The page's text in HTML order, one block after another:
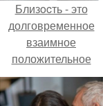
Близocть - это
долговременное
взаимное
положительное
эмоциональное
вовлечение,